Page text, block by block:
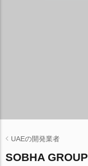
UAEの開発業者
SOBHA GROUP